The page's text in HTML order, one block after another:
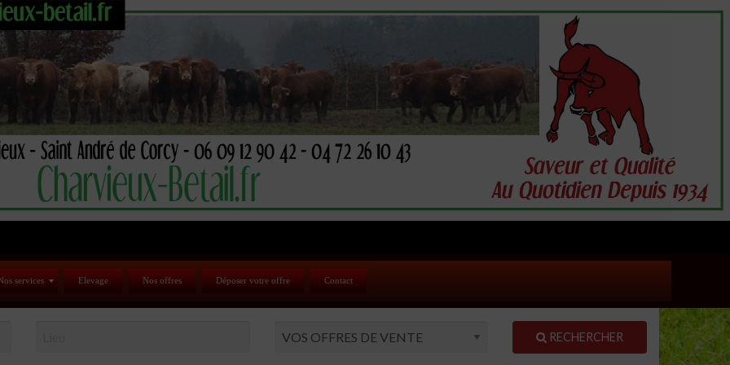
services Elevage Nos offres Déposer votre offre Contact
RECHERCHER